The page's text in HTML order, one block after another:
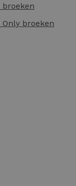
broeken
Only broeken